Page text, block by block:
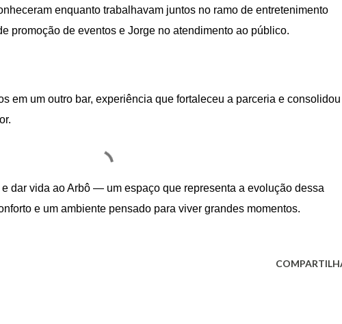
enquanto trabalhavam juntos no ramo de entretenimento
promoção de eventos e Jorge no atendimento ao público.
em um outro bar, experiência que fortaleceu a parceria e
dar vida ao Arbô — um espaço que representa a evolução dessa
e um ambiente pensado para viver grandes momentos.